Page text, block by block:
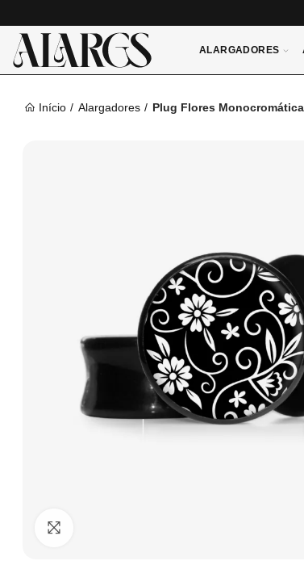
ALARGADORES
Início Alargadores Plug Flores